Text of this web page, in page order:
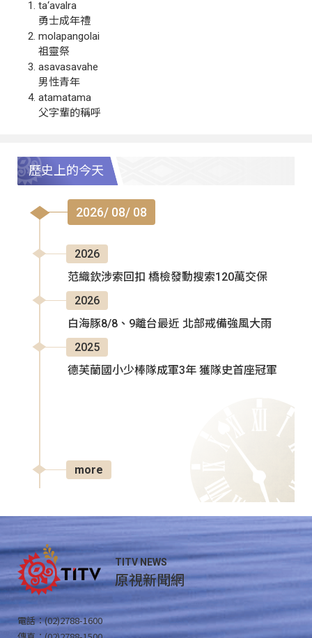
ta‘avalra
勇士成年禮
molapangolai
祖靈祭
asavasavahe
男性青年
atamatama
父字輩的稱呼
歷史上的今天
2026/ 08/ 08
2026
范織欽涉索回扣 橋檢發動搜索120萬交保
2026
白海豚8/8、9離台最近 北部戒備強風大雨
2025
德芙蘭國小少棒隊成軍3年 獲隊史首座冠軍
more
TITV NEWS
原視新聞網
電話：(02)2788-1600